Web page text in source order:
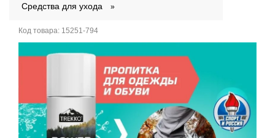
Средства для ухода
Код товара: 15251-794